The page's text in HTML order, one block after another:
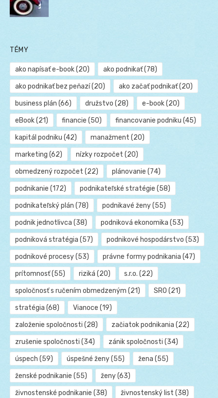
TÉMY
ako napísať e-book(20) ako podnikať(78)
ako podnikať bez peňazí(20) ako začať podnikať(20)
business plán (66) družstvo (28) e-book(20)
eBook(21) financie (50) financovanie podniku (45)
kapitál podniku (42) manažment (20)
marketing (62) nízky rozpočet (20)
obmedzený rozpočet (22) plánovanie (74)
podnikanie (172) podnikateľské stratégie (58)
podnikateľský plán (78) podnikavé ženy(55)
podnik jednotlivca (38) podniková ekonomika (53)
podniková stratégia (57) podnikové hospodárstvo (53)
podnikové procesy(53) právne formy podnikania (47)
prítomnosť(55) riziká (20) s.r.o. (22)
spoločnosť s ručením obmedzeným (21) SRO (21)
stratégia (68) Vianoce (19)
založenie spoločnosti (28) začiatok podnikania (22)
zrušenie spoločnosti (34) zánik spoločnosti (34)
úspech (59) úspešné ženy(55) žena (55)
ženské podnikanie (55) ženy(63)
živnostenské podnikanie (38) živnostenský list (38)